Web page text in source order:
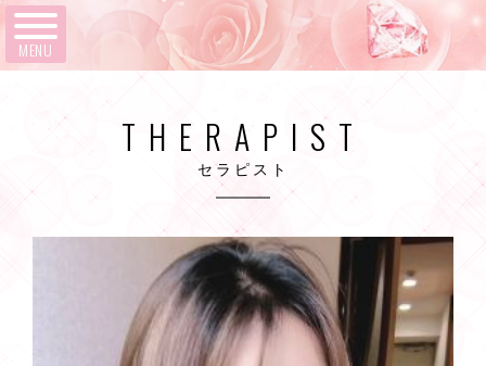
MENU
セラピスト
THERAPIST